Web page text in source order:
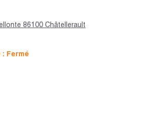
86100 Châtellerault
: Fermé